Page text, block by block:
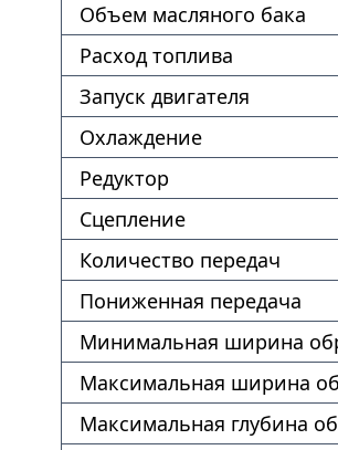
Объем масляного бака
Расход топлива
Запуск двигателя
Охлаждение
Редуктор
Сцепление
Количество передач
Пониженная передача
Минимальная ширина
Максимальная ширина
Максимальная глубина